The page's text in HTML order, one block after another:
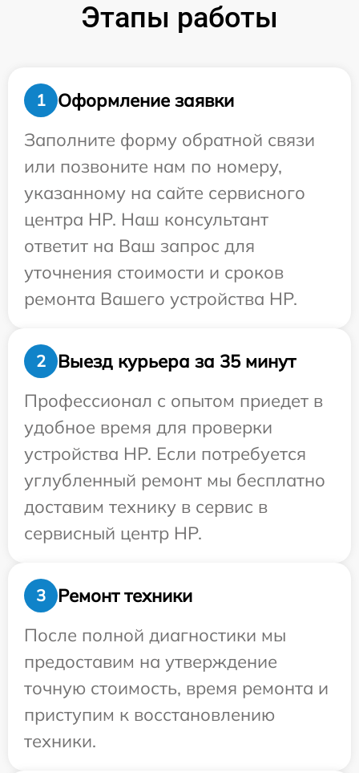
Этапы работы
1
Оформление заявки
Заполните форму обратной связи
или позвоните нам по номеру,
указанному на сайте сервисного
центра HP. Наш консультант
ответит на Ваш запрос для
уточнения стоимости и сроков
ремонта Вашего устройства HP.
2
Выезд курьера за 35 минут
Профессионал с опытом приедет в
удобное время для проверки
устройства HP. Если потребуется
углубленный ремонт мы бесплатно
доставим технику в сервис в
сервисный центр HP.
3
Ремонт техники
После полной диагностики мы
предоставим на утверждение
точную стоимость, время ремонта и
приступим к восстановлению
техники.